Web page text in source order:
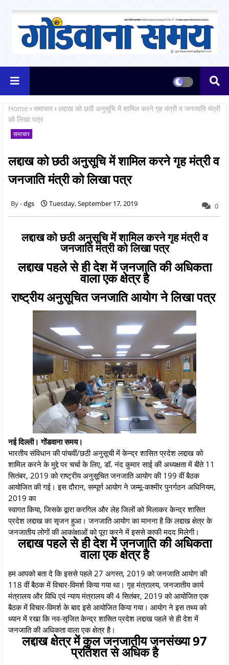
Home समाचार लद्दाख को छठी अनुसूचि में शामिल करने गृह मंत्री व जनजाति मंत्री
को लिखा पत्र
समाचार
लद्दाख को छठी अनुसूचि में शामिल करने गृह मंत्री व
जनजाति मंत्री को लिखा पत्र
dgs Tuesday, September 17, 2019 0
लद्दाख को छठी अनुसूचि में शामिल करने गृह मंत्री व
जनजाति मंत्री को लिखा पत्र
लद्दाख पहले से ही देश में जनजाति की अधिकता
वाला एक क्षेत्र है
राष्ट्रीय अनुसूचित जनजाति आयोग ने लिखा पत्र
नई दिल्ली। गोंडवाना समय।
भारतीय संविधान की पांचवीं/छठी अनुसूची में केन्द्र शासित प्रदेश लद्दाख को
शामिल करने के मुद्दे पर चर्चा के लिए, डॉ. नंद कुमार साई की अध्यक्षता में बीते 11
सितंबर, 2019 को राष्ट्रीय अनुसूचित जनजाति आयोग की 199 वीं बैठक
आयोजित की गई। इस दौरान, सम्पूर्ण आयोग ने जम्मू-कश्मीर पुनर्गठन अधिनियम,
2019 का
स्वागत किया, जिसके द्वारा करगिल और लेह जिलों को मिलाकर केन्द्र शासित
प्रदेश लद्दाख का सृजन हुआ। जनजाति आयोग का मानना है कि लद्दाख क्षेत्र के
जनजातीय लोगों की आकांक्षाओं को पूरा करने में इससे काफी मदद मिलेगी।
लद्दाख पहले से ही देश में जनजाति की अधिकता
वाला एक क्षेत्र है
हम आपको बता दे कि इससे पहले 27 अगस्त, 2019 को जनजाति आयोग की
118 वीं बैठक में विचार-विमर्श किया गया था। गृह मंत्रालय, जनजातीय कार्य
मंत्रालय और विधि एवं न्याय मंत्रालय की 4 सितंबर, 2019 को आयोजित एक
बैठक में विचार-विमर्श के बाद इसे आयोजित किया गया। आयोग ने इस तथ्य को
ध्यान में रखा कि नव-सृजित केन्द्र शासित प्रदेश लद्दाख पहले से ही देश में
जनजाति की अधिकता वाला एक क्षेत्र है।
लद्दाख क्षेत्र में कुल जनजातीय जनसंख्या 97
प्रतिशत से अधिक है